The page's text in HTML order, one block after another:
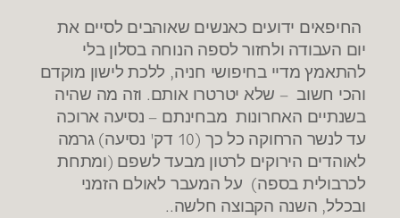
החיפאים ידועים כאנשים שאוהבים לסיים את
יום העבודה ולחזור לספה הנוחה בסלון בלי
להתאמץ מדיי בחיפושי חניה, ללכת לישון מוקדם
והכי חשוב – שלא יטרטרו אותם. וזה מה שהיה
בשנתיים האחרונות מבחינתם – נסיעה ארוכה
עד לנשר הרחוקה כל כך (10 דק' נסיעה) גרמה
לאוהדים הירוקים לרטון מבעד לשפם (ומתחת
לכרבולית בספה) על המעבר לאולם הזמני
ובכלל, השנה הקבוצה חלשה..